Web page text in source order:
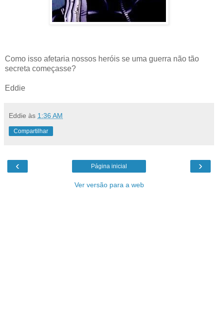
Como isso afetaria nossos heróis se uma guerra não tão
secreta começasse?
Eddie
Eddie às 1:36 AM
Compartilhar
‹ ›
Página inicial
Ver versão para a web